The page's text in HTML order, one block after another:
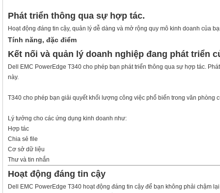
Phát triển thông qua sự hợp tác.
Hoạt động đáng tin cậy, quản lý dễ dàng và mở rộng quy mô kinh doanh của
Tính năng, đặc điểm
Kết nối và quản lý doanh nghiệp đang phát triển
Dell EMC PowerEdge T340 cho phép bạn phát triển thông qua sự hợp tác.
này.
T340 cho phép bạn giải quyết khối lượng công việc phổ biến trong văn phòng
Lý tưởng cho các ứng dụng kinh doanh như:
Hợp tác
Chia sẻ file
Cơ sở dữ liệu
Thư và tin nhắn
Hoạt động đáng tin cậy
Dell EMC PowerEdge T340 hoạt động đáng tin cậy để bạn không phải chậm